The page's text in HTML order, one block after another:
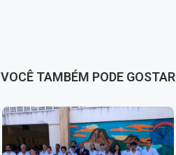
VOCÊ TAMBÉM PODE GOSTAR